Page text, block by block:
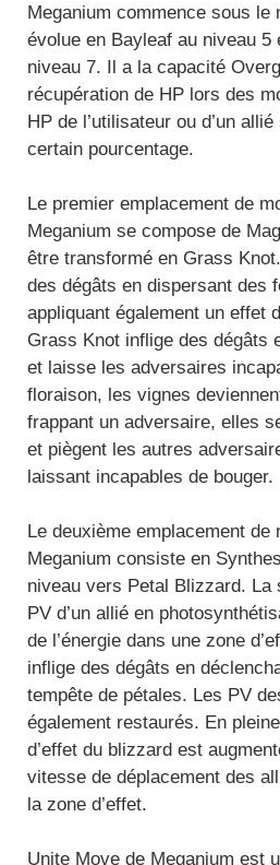
Meganium commence sous le
évolue en Bayleaf au niveau 5
niveau 7. Il a la capacité
récupération de HP lors des
HP de l’utilisateur ou d’un
certain pourcentage.
Le premier emplacement de
Meganium se compose de
être transformé en Grass
des dégâts en dispersant des
appliquant également un effet
Grass Knot inflige des dégâts
et laisse les adversaires
floraison, les vignes
frappant un adversaire, elles
et piègent les autres
laissant incapables de bouger.
Le deuxième emplacement de
Meganium consiste en
niveau vers Petal Blizzard. La
PV d’un allié en
de l’énergie dans une zone
inflige des dégâts en
tempête de pétales. Les PV
également restaurés. En
d’effet du blizzard est
vitesse de déplacement des
la zone d’effet.
Unite Move de Meganium est